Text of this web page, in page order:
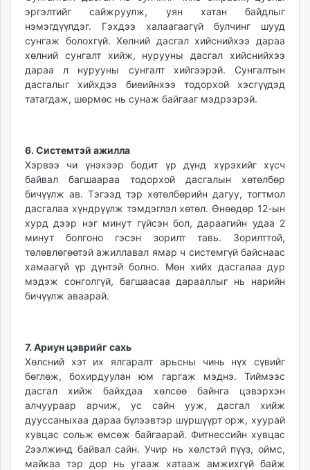
эргэлтийг сайжруулж, уян хатан байдлыг
нэмэгдүүлдэг. Гэхдээ халаагаагүй булчинг шууд
сунгаж болохгүй. Хөлний дасгал хийснийхээ дараа
хөлний сунгалт хийж, нурууны дасгал хийснийхээ
дараа л нурууны сунгалт хийгээрэй. Сунгалтын
дасгалыг хийхдээ биеийнхээ тодорхой хэсгүүдэд
татагдаж, шөрмөс нь сунаж байгааг мэдрээрэй.
6. Системтэй ажилла
Хэрвээ чи үнэхээр бодит үр дүнд хүрэхийг хүсч
байвал багшаараа тодорхой дасгалын хөтөлбөр
бичүүлж ав. Тэгээд тэр хөтөлбөрийн дагуу, тогтмол
дасгалаа хүндрүүлж тэмдэглэл хөтөл. Өнөөдөр 12-ын
хурд дээр нэг минут гүйсэн бол, дараагийн удаа 2
минут болгоно гэсэн зорилт тавь. Зорилттой,
төлөвлөгөөтэй ажиллавал ямар ч системгүй байснаас
хамаагүй үр дүнтэй болно. Мөн хийх дасгалаа дур
мэдэж сонголгүй, багшаасаа дарааллыг нь нарийн
бичүүлж аваарай.
7. Ариун цэврийг сахь
Хөлсний хэт их ялгаралт арьсны чинь нүх сүвийг
бөглөж, бохирдуулан юм гаргаж мэднэ. Тиймээс
дасгал хийж байхдаа хөлсөө байнга цэвэрхэн
алчуураар арчиж, ус сайн ууж, дасгал хийж
дууссаныхаа дараа бүлээвтэр шүршүүрт орж, хуурай
хувцас сольж өмсөж байгаарай. Фитнессийн хувцас
2ээлжинд байвал сайн. Учир нь хөлстэй пүүз, оймс,
майкаа тэр дор нь угааж хатааж амжихгүй байж